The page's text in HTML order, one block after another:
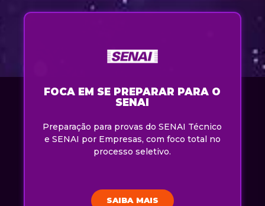
FOCA EM SE PREPARAR PARA O
SENAI
Preparação para provas do SENAI Técnico
e SENAI por Empresas, com foco total no
processo seletivo.
SAIBA MAIS